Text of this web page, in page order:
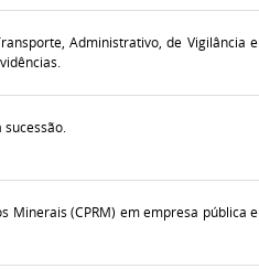
Administrativo, de Vigilância e
sucessão.
Minerais (CPRM) em empresa pública e